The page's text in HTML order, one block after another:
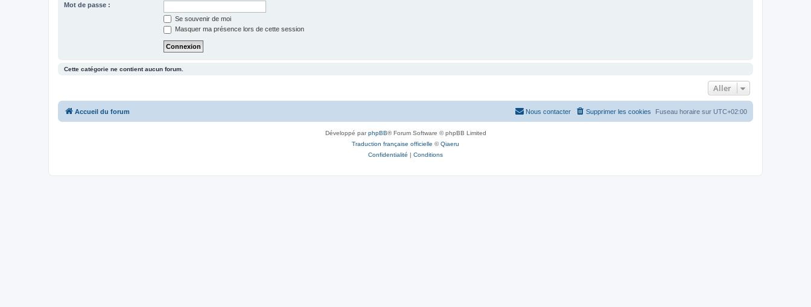
Mot de passe :
Se souvenir de moi
Masquer ma présence lors de cette session
Cette catégorie ne contient aucun forum.
Aller
Accueil du forum Fuseau horaire sur UTC+02:00
Supprimer les cookies
Nous contacter
Développé parphpBB® Forum Software © phpBB Limited
Traduction française officielle ©Qiaeru
Confidentialité | Conditions